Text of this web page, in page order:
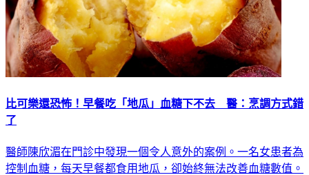
比可樂還恐怖！早餐吃「地瓜」血糖下不去 醫：烹調方式錯
醫師陳欣湄在門診中發現一個令人意外的案例。一名女患者為